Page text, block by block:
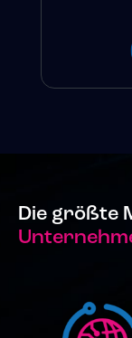
Die größte